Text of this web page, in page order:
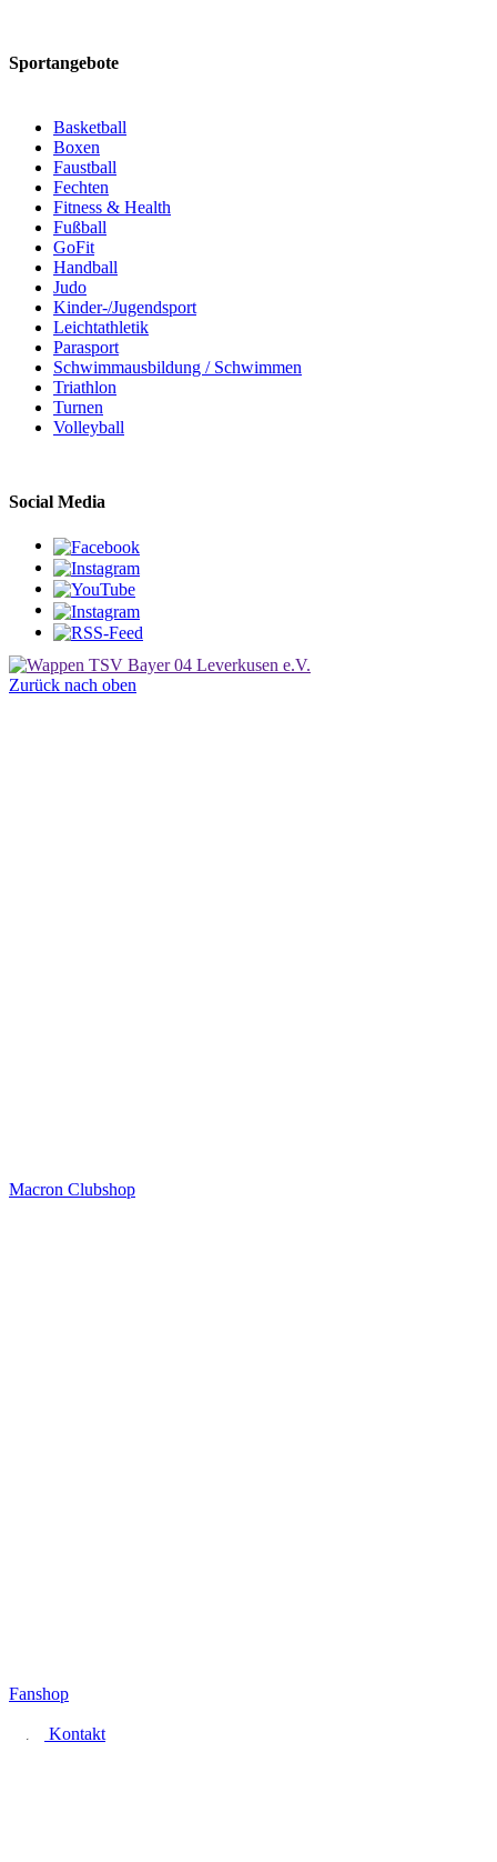
Sportangebote
Basketball
Boxen
Faustball
Fechten
Fitness & Health
Fußball
GoFit
Handball
Judo
Kinder-/Jugendsport
Leichtathletik
Parasport
Schwimmausbildung / Schwimmen
Triathlon
Turnen
Volleyball
Social Media
Zurück nach oben
Macron Clubshop
Fanshop
Kontakt